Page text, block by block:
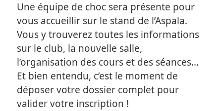
Une équipe de choc sera présente pour
vous accueillir sur le stand de l’Aspala.
Vous y trouverez toutes les informations
sur le club, la nouvelle salle,
l’organisation des cours et des séances…
Et bien entendu, c’est le moment de
déposer votre dossier complet pour
valider votre inscription !